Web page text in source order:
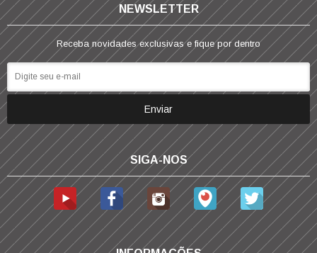
NEWSLETTER
Receba novidades exclusivas e fique por dentro
SIGA-NOS